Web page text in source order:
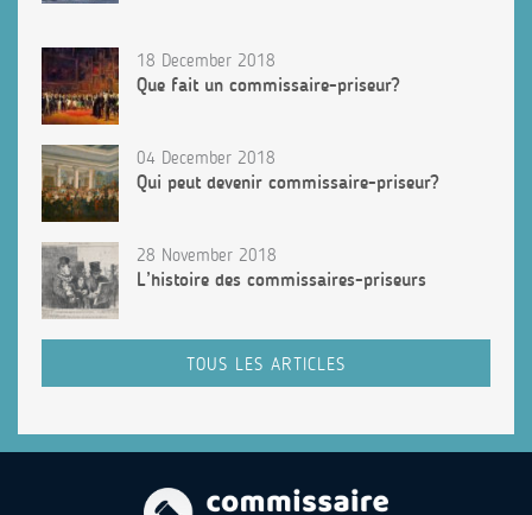
18 December 2018
Que fait un commissaire-priseur?
04 December 2018
Qui peut devenir commissaire-priseur?
28 November 2018
L’histoire des commissaires-priseurs
TOUS LES ARTICLES